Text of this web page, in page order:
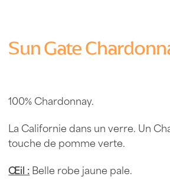
Sun Gate
100% Chardonnay.
La Californie dans un verre. Un
touche de pomme verte.
Œil :Belle robe jaune pale.